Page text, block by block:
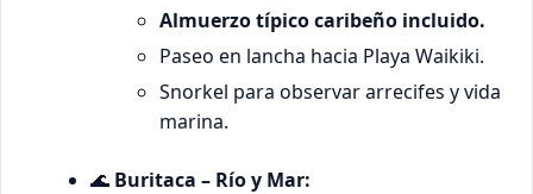
Almuerzo típico caribeño incluido.
Paseo en lancha hacia Playa Waikiki.
Snorkel para observar arrecifes y vida
marina.
🌊 Buritaca – Río y Mar: